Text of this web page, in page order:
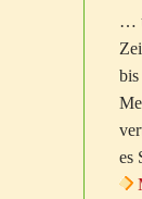
…
bis
es